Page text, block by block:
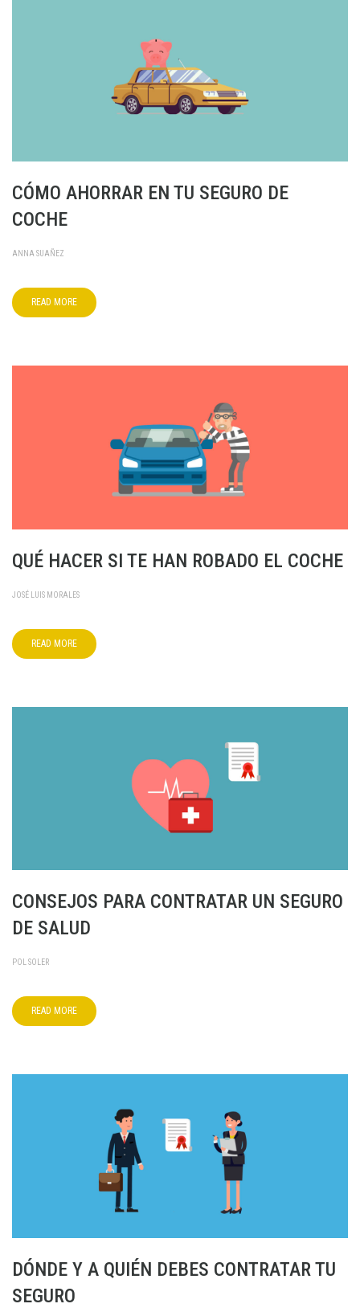
CÓMO AHORRAR EN TU SEGURO DE
COCHE
ANNA SUAÑEZ
READ MORE
QUÉ HACER SI TE HAN ROBADO EL COCHE
JOSÉ LUIS MORALES
READ MORE
CONSEJOS PARA CONTRATAR UN SEGURO
DE SALUD
POL SOLER
READ MORE
DÓNDE Y A QUIÉN DEBES CONTRATAR TU
SEGURO